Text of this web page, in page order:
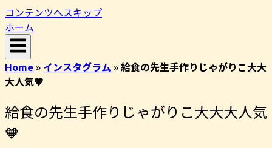
コンテンツへスキップ
ホーム
Home» インスタグラム »給食の先生手作りじゃがりこ大大
大人気🧡
給食の先生手作りじゃがりこ大大大人気
🧡